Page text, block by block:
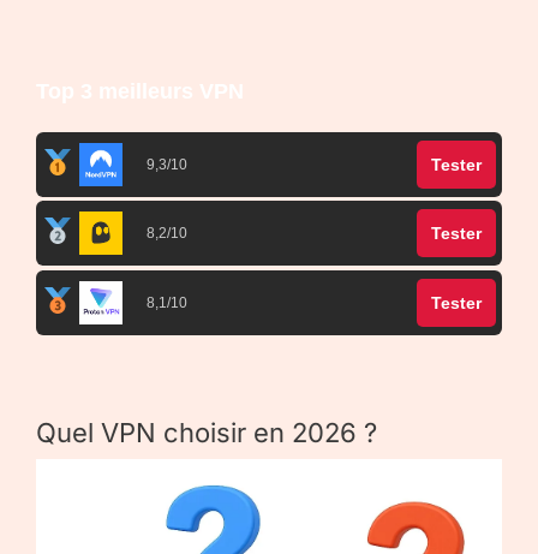
Top 3 meilleurs VPN
9,3/10 Tester
8,2/10 Tester
8,1/10 Tester
Quel VPN choisir en 2026 ?